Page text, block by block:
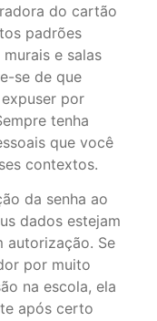
do cartão
padrões
e salas
se de que
por
tenha
que você
contextos.
da senha ao
dados estejam
autorização. Se
por muito
na escola, ela
após certo